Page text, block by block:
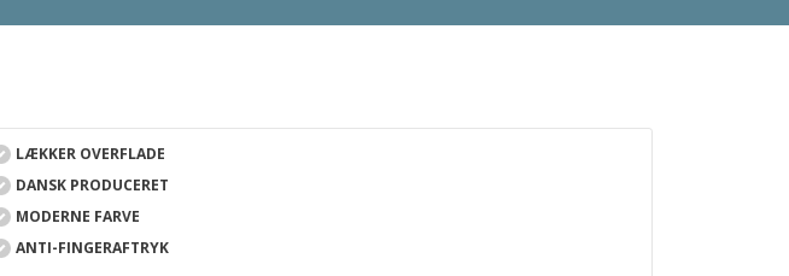
LÆKKER OVERFLADE
DANSK PRODUCERET
MODERNE FARVE
ANTI-FINGERAFTRYK